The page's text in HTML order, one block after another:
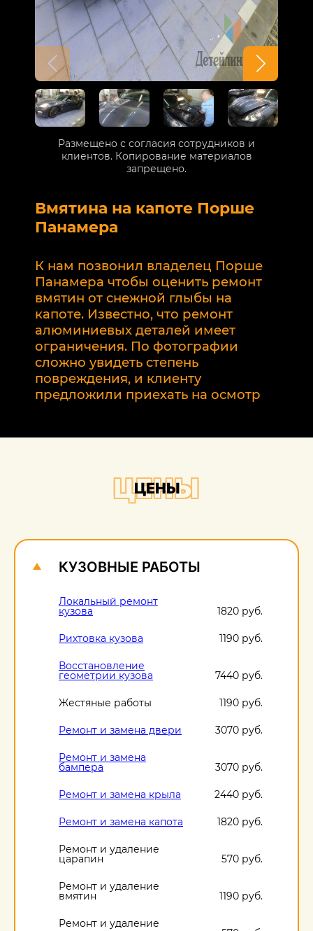
Вмятина на капоте Порше
Панамера
К нам позвонил владелец Порше
Панамера чтобы оценить ремонт
вмятин от снежной глыбы на
капоте. Известно, что ремонт
алюминиевых деталей имеет
ограничения. По фотографии
сложно увидеть степень
повреждения, и клиенту
предложили приехать на осмотр
Размещено с согласия сотрудников и
клиентов. Копирование материалов
запрещено.
ЦЕНЫ
ЦЕНЫ
КУЗОВНЫЕ РАБОТЫ
Локальный ремонт
кузова 1820 руб.
Рихтовка кузова 1190 руб.
Восстановление
геометрии кузова 7440 руб.
Жестяные работы 1190 руб.
Ремонт и замена двери 3070 руб.
Ремонт и замена
бампера 3070 руб.
Ремонт и замена крыла 2440 руб.
Ремонт и замена капота 1820 руб.
Ремонт и удаление
царапин 570 руб.
Ремонт и удаление
вмятин 1190 руб.
Ремонт и удаление